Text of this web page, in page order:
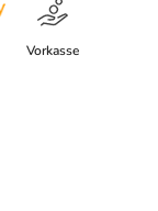
Vorkasse